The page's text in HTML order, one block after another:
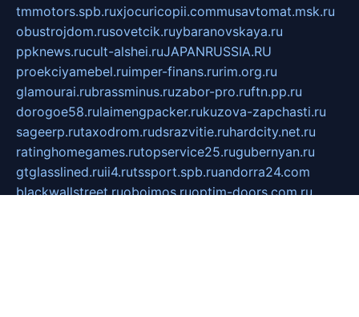
tmmotors.spb.ruxjocuricopii.commusavtomat.msk.ru
obustrojdom.rusovetcik.ruybaranovskaya.ru
ppknews.rucult-alshei.ruJAPANRUSSIA.RU
proekciyamebel.ruimper-finans.rurim.org.ru
glamourai.rubrassminus.ruzabor-pro.ruftn.pp.ru
dorogoe58.rulaimengpacker.rukuzova-zapchasti.ru
sageerp.rutaxodrom.rudsrazvitie.ruhardcity.net.ru
ratinghomegames.rutopservice25.rugubernyan.ru
gtglasslined.ruii4.rutssport.spb.ruandorra24.com
blackwallstreet.ruoboimos.ruoptim-doors.com.ru